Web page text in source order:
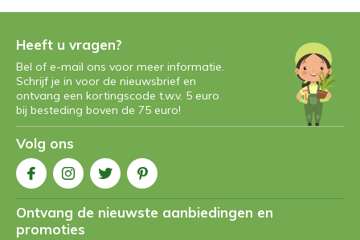
Heeft u vragen?
Bel of e-mail ons voor meer informatie.
Schrijf je in voor de nieuwsbrief en
ontvang een kortingscode t.w.v. 5 euro
bij besteding boven de 75 euro!
Volg ons
Ontvang de nieuwste aanbiedingen en
promoties